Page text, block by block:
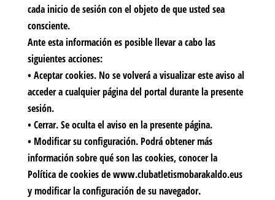
cada inicio de sesión con el objeto de que usted sea
consciente.
Ante esta información es posible llevar a cabo las
siguientes acciones:
• Aceptar cookies.No se volverá a visualizar este aviso al
acceder a cualquier página del portal durante la presente
sesión.
• Cerrar.Se oculta el aviso en la presente página.
• Modificar su configuración.Podrá obtener más
información sobre qué son las cookies, conocer la
Política de cookies de www.clubatletismobarakaldo.eus
y modificar la configuración de su navegador.